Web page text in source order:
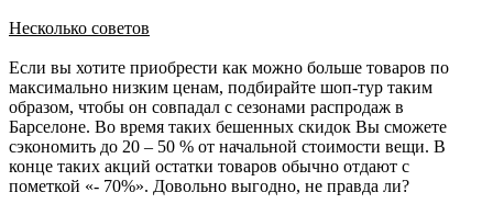
Несколько советов
Если вы хотите приобрести как можно больше товаров по
максимально низким ценам, подбирайте шоп-тур таким
образом, чтобы он совпадал с сезонами распродаж в
Барселоне. Во время таких бешенных скидок Вы сможете
сэкономить до 20 – 50 % от начальной стоимости вещи. В
конце таких акций остатки товаров обычно отдают с
пометкой «- 70%». Довольно выгодно, не правда ли?